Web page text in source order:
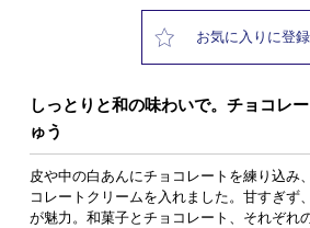
お気に入りに登録
しっとりと和の味わいで。チョコレ
ゅう
皮や中の白あんにチョコレートを練り込み
コレートクリームを入れました。甘すぎず
が魅力。和菓子とチョコレート、それぞれ